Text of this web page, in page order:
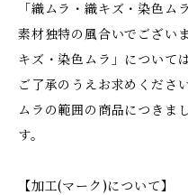
「織ムラ・織キズ・染色ム
素材独特の風合いでござい
キズ・染色ムラ」について
ご了承のうえお求めくださ
ムラの範囲の商品につきま
す。
【加工(マーク)について】